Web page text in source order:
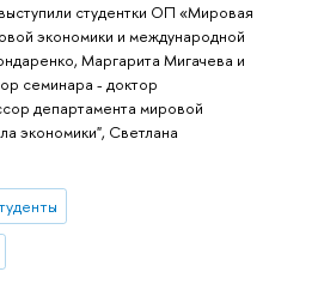
студентки ОП «Мировая
экономики и международной
Маргарита Мигачева и
семинара - доктор
департамента мировой
экономики", Светлана